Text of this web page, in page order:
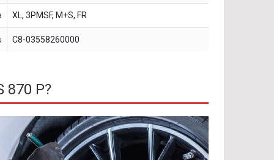
XL, 3PMSF, M+S, FR
C8-03558260000
870 P?